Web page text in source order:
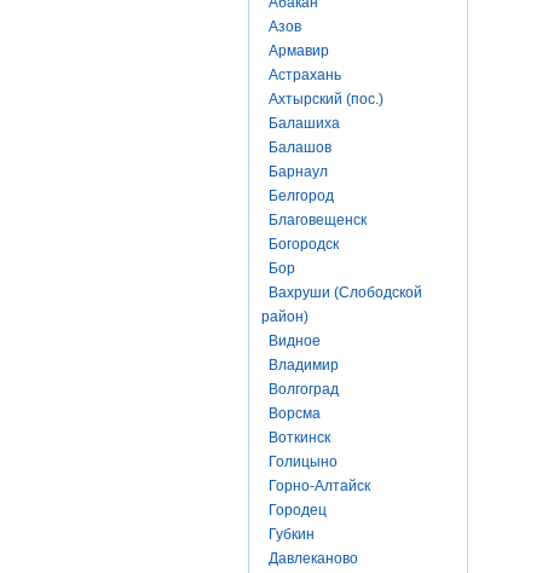
Азов
Армавир
Астрахань
Ахтырский (пос.)
Балашиха
Балашов
Барнаул
Белгород
Благовещенск
Богородск
Бор
Вахруши (Слободской
район)
Видное
Владимир
Волгоград
Ворсма
Воткинск
Голицыно
Горно-Алтайск
Городец
Губкин
Давлеканово